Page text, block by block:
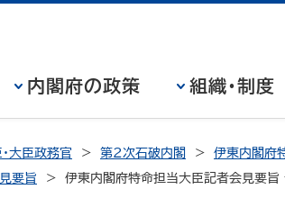
内閣府の政策 組織・制度
大臣政務官 第2次石破内閣
伊東内閣府
要旨 伊東内閣府特命担当大臣記者会見要